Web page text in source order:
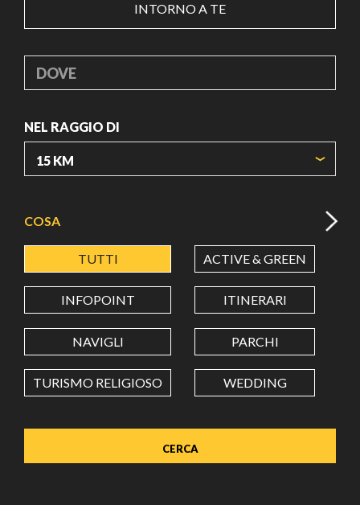
INTORNO A TE
DOVE
NEL RAGGIO DI
LATITUDINE
LONGITUDINE
Value in decimal degrees. Use dot (.) as decimal separator.
COSA
TUTTI ACTIVE & GREEN
INFOPOINT ITINERARI
NAVIGLI PARCHI
TURISMO RELIGIOSO WEDDING